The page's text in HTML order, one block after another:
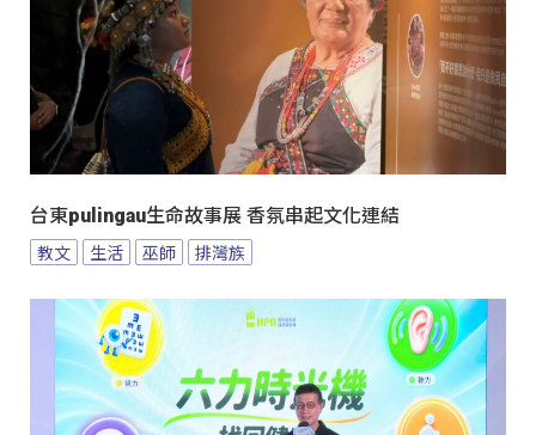
台東pulingau生命故事展 香氛串起文化連結
教文 生活 巫師 排灣族